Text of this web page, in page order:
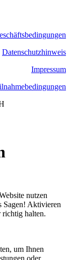
​Datenschutzhinweis
Impressum
nutzen
Sagen! Aktivieren
richtig halten.
um Ihnen
oder